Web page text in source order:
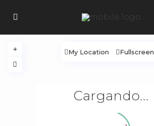
Cargando...
My Location Fullscreen